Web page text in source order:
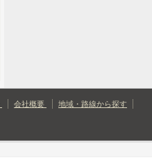
会社概要 地域・路線から探す